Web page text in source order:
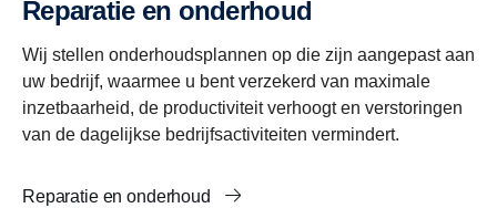
Reparatie en onderhoud
Wij stellen onderhoudsplannen op die zijn aangepast aan
uw bedrijf, waarmee u bent verzekerd van maximale
inzetbaarheid, de productiviteit verhoogt en verstoringen
van de dagelijkse bedrijfsactiviteiten vermindert.
Reparatie en onderhoud